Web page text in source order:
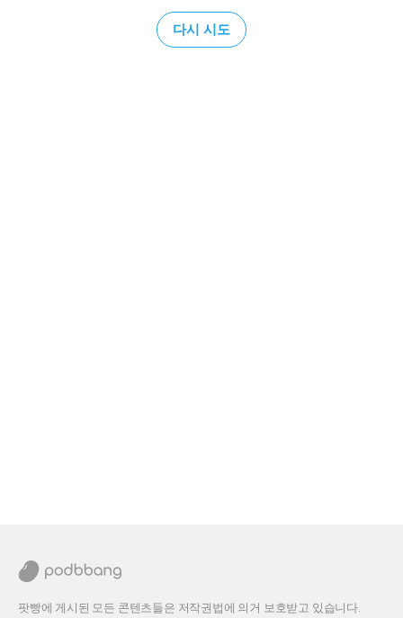
다시 시도
팟빵에 게시된 모든 콘텐츠들은 저작권법에 의거 보호받고 있습니다.